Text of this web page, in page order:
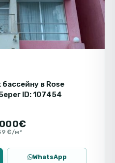
в Rose
ID: 107454
€/м²
WhatsApp